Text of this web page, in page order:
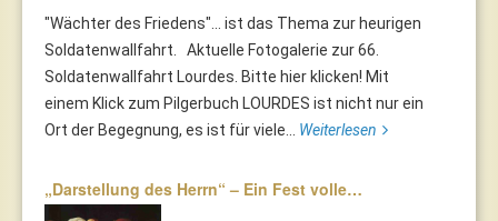
"Wächter des Friedens"... ist das Thema zur heurigen
Soldatenwallfahrt. Aktuelle Fotogalerie zur 66.
Soldatenwallfahrt Lourdes. Bitte hier klicken! Mit
einem Klick zum Pilgerbuch LOURDES ist nicht nur ein
Ort der Begegnung, es ist für viele... Weiterlesen
„Darstellung des Herrn“ – Ein Fest volle…